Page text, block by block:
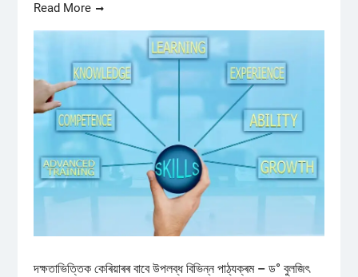
Read More
দক্ষতাভিত্তিক কেৰিয়াৰৰ বাবে উপলব্ধ বিভিন্ন পাঠ্যক্ৰম – ড° বুলজিৎ